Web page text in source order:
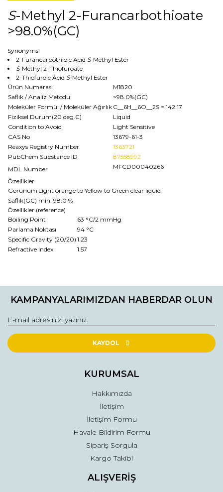
S-Methyl 2-Furancarbothioate
>98.0%(GC)
Synonyms:
2-Furancarbothioic Acid S-Methyl Ester
S-Methyl 2-Thiofuroate
2-Thiofuroic Acid S-Methyl Ester
Ürün Numarası
M1820
Saflık / Analiz Metodu
>98.0%(GC)
Moleküler Formül / Moleküler Ağırlık C__6H__6O__2S = 142.17
Fiziksel Durum(20 deg.C)
Liquid
Condition to Avoid
Light Sensitive
CAS No
13679-61-3
Reaxys Registry Number
1363721
PubChem Substance ID
87558992
MDL Number
MFCD00040266
Özellikler
Görünüm Light orange to Yellow to Green clear liquid
Saflık(GC) min. 98.0 %
Özellikler (reference)
Boiling Point
63 °C/2 mmHg
Parlama Noktası
94 °C
Specific Gravity (20/20) 1.23
Refractive Index
1.57
konularda yetersiz gördüğünüz noktaları öneri formunu
Görüş ve önerileriniz için teşekkür ederiz.
Ürün resmi kalitesiz, bozuk veya görüntülenemiyor.
Ürün açıklamasında eksik bilgiler bulunuyor.
Ürün fiyatı diğer sitelerden daha pahalı.
Gönder
KAMPANYALARIMIZDAN HABERDAR OLUN
KAYDOL
KURUMSAL
Hakkımızda
İletişim
İletişim Formu
Havale Bildirim Formu
Sipariş Sorgula
Kargo Takibi
ALIŞVERİŞ